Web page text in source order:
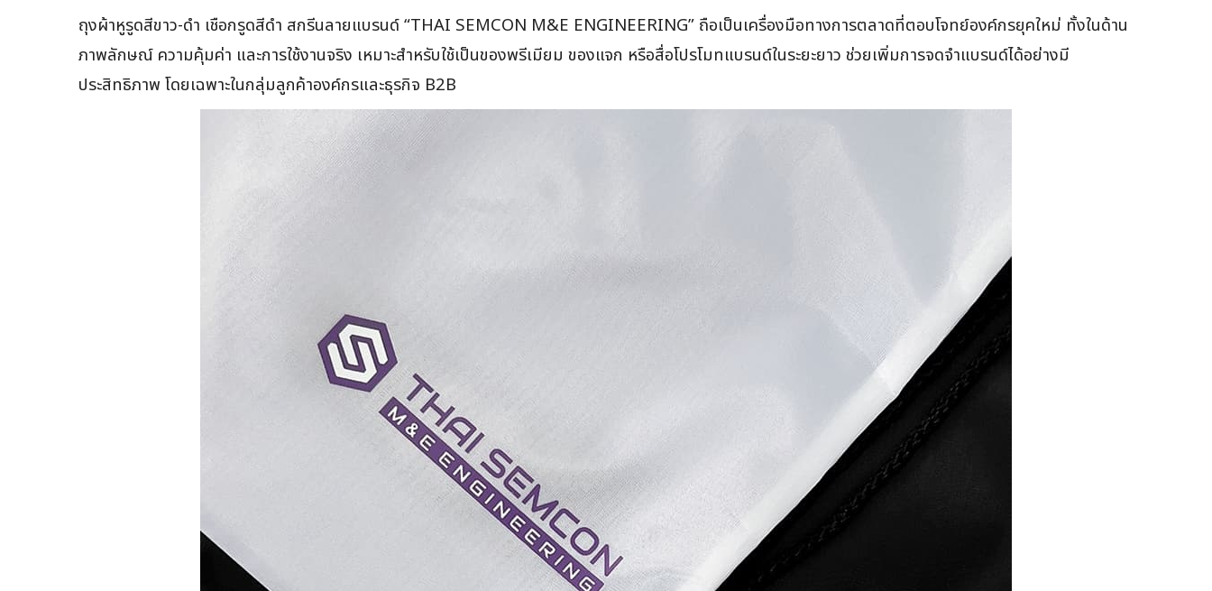
ถุงผ้าหูรูดสีขาว-ดำ เชือกรูดสีดำ สกรีนลายแบรนด์ “THAI SEMCON M&E ENGINEERING” ถือเป็นเครื่องมือทางการตลาดที่ตอบโจทย์องค์กรยุคใหม่ ทั้งในด้าน
ภาพลักษณ์ ความคุ้มค่า และการใช้งานจริง เหมาะสำหรับใช้เป็นของพรีเมียม ของแจก หรือสื่อโปรโมทแบรนด์ในระยะยาว ช่วยเพิ่มการจดจำแบรนด์ได้อย่างมี
ประสิทธิภาพ โดยเฉพาะในกลุ่มลูกค้าองค์กรและธุรกิจ B2B